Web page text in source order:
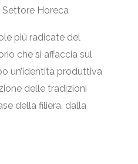
Horeca
più radicate del
che si affaccia sul
un’identità produttiva
delle tradizioni
della filiera, dalla